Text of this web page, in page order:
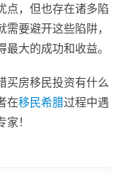
点，但也存在诸多陷
要避开这些陷阱，
大的成功和收益。
买房移民投资有什么
在移民希腊过程中遇
！